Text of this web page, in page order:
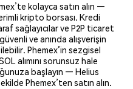
kolayca satın alın —
kripto borsası. Kredi
sağlayıcılar ve P2P ticaret
ve anında alışverişin
Phemex’in sezgisel
alımını sorunsuz hale
başlayın — Helius
Phemex’ten satın alın.